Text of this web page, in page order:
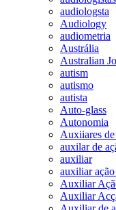
audiologsta
Audiology
audiometria
Austrália
Australian
autism
autismo
autista
Auto-glass
Autonomia
Auxiiares de
auxilar de
auxiliar
auxiliar
Auxiliar
Auxiliar